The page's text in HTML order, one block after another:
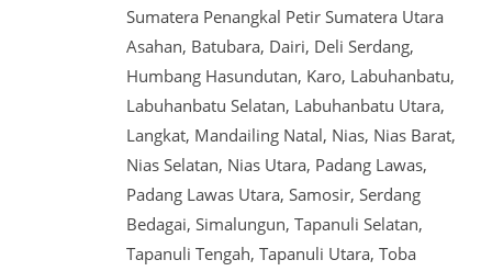
Sumatera Penangkal Petir Sumatera Utara
Asahan, Batubara, Dairi, Deli Serdang,
Humbang Hasundutan, Karo, Labuhanbatu,
Labuhanbatu Selatan, Labuhanbatu Utara,
Langkat, Mandailing Natal, Nias, Nias Barat,
Nias Selatan, Nias Utara, Padang Lawas,
Padang Lawas Utara, Samosir, Serdang
Bedagai, Simalungun, Tapanuli Selatan,
Tapanuli Tengah, Tapanuli Utara, Toba